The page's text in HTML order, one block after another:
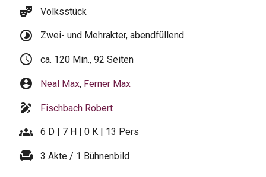
theater_comedy Volksstück
timelapse Zwei- und Mehrakter, abendfüllend
schedule ca. 120 Min., 92 Seiten
account_circle Neal Max, Ferner Max
draw Fischbach Robert
groups 6 D | 7 H | 0 K | 13 Pers
chair 3 Akte / 1 Bühnenbild